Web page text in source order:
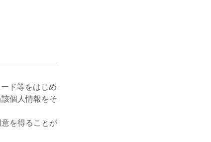
ド等をはじめ
個人情報をそ
を得ることが